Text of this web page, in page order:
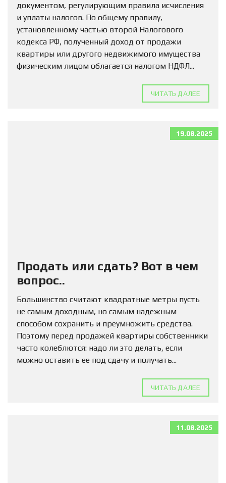
документом, регулирующим правила исчисления
и уплаты налогов. По общему правилу,
установленному частью второй Налогового
кодекса РФ, полученный доход от продажи
квартиры или другого недвижимого имущества
физическим лицом облагается налогом НДФЛ...
ЧИТАТЬ ДАЛЕЕ
19.08.2025
Продать или сдать? Вот в чем
вопрос..
Большинство считают квадратные метры пусть
не самым доходным, но самым надежным
способом сохранить и преумножить средства.
Поэтому перед продажей квартиры собственники
часто колеблются: надо ли это делать, если
можно оставить ее под сдачу и получать...
ЧИТАТЬ ДАЛЕЕ
11.08.2025